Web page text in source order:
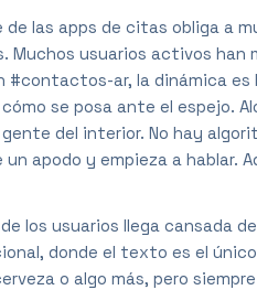
de las apps de citas obliga a
Muchos usuarios activos
#contactos-ar, la dinámica
se posa ante el espejo.
del interior. No hay
apodo y empieza a hablar.
los usuarios llega cansada
donde el texto es el
o algo más, pero